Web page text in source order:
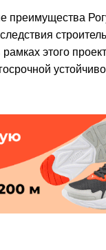
преимущества
этого